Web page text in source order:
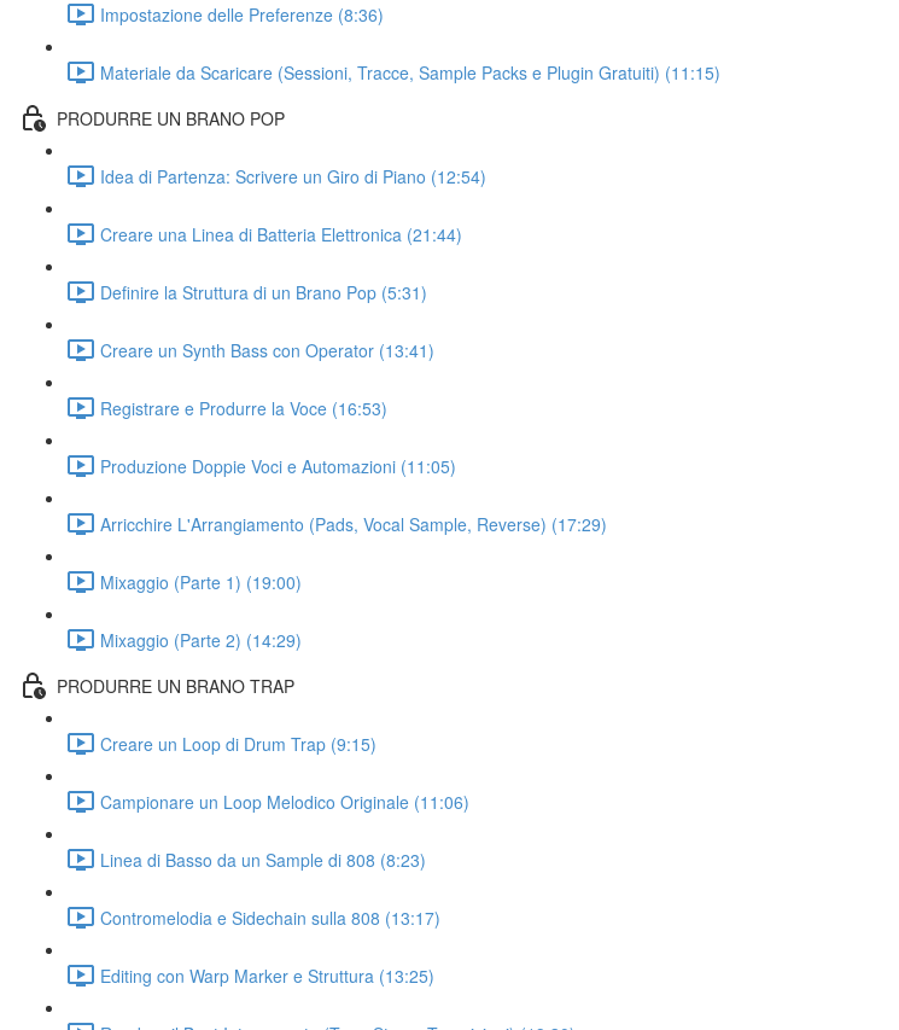
Impostazione delle Preferenze (8:36)
Materiale da Scaricare (Sessioni, Tracce, Sample Packs e Plugin Gratuiti) (11:15)
PRODURRE UN BRANO POP
Idea di Partenza: Scrivere un Giro di Piano (12:54)
Creare una Linea di Batteria Elettronica (21:44)
Definire la Struttura di un Brano Pop (5:31)
Creare un Synth Bass con Operator (13:41)
Registrare e Produrre la Voce (16:53)
Produzione Doppie Voci e Automazioni (11:05)
Arricchire L'Arrangiamento (Pads, Vocal Sample, Reverse) (17:29)
Mixaggio (Parte 1) (19:00)
Mixaggio (Parte 2) (14:29)
PRODURRE UN BRANO TRAP
Creare un Loop di Drum Trap (9:15)
Campionare un Loop Melodico Originale (11:06)
Linea di Basso da un Sample di 808 (8:23)
Contromelodia e Sidechain sulla 808 (13:17)
Editing con Warp Marker e Struttura (13:25)